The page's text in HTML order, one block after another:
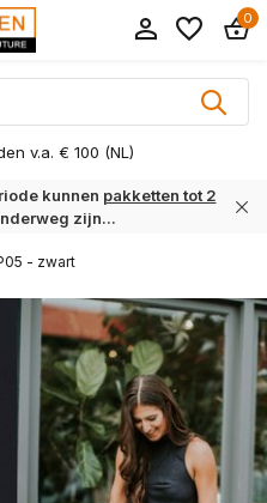
0
v.a. € 100 (NL)
kunnen pakketten tot 2
zijn...
- zwart